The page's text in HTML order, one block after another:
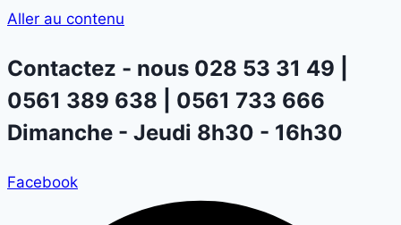
Aller au contenu
Contactez - nous 028 53 31 49 |
0561 389 638 | 0561 733 666
Dimanche - Jeudi 8h30 - 16h30
Facebook